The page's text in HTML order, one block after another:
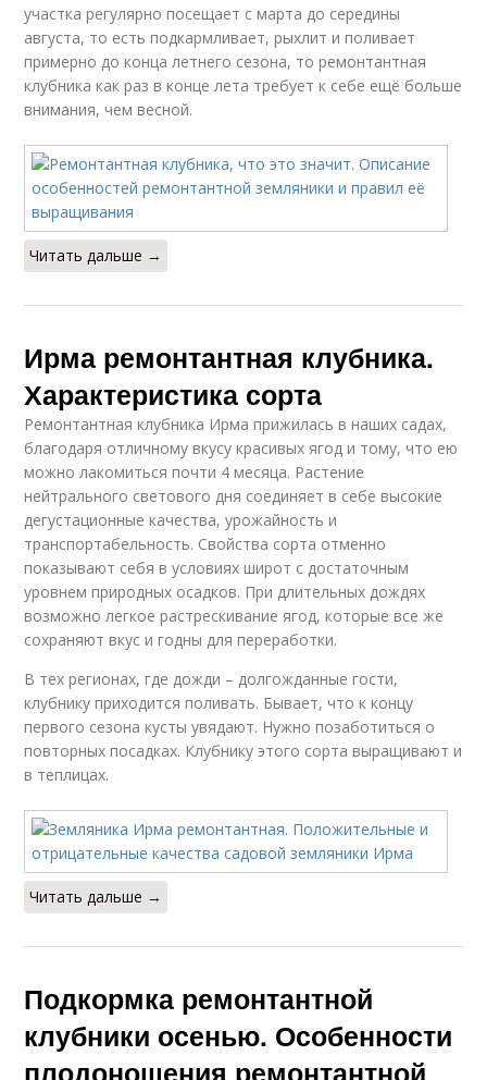
участка регулярно посещает с марта до середины
августа, то есть подкармливает, рыхлит и поливает
примерно до конца летнего сезона, то ремонтантная
клубника как раз в конце лета требует к себе ещё больше
внимания, чем весной.
Читать дальше →
Ирма ремонтантная клубника.
Характеристика сорта
Ремонтантная клубника Ирма прижилась в наших садах,
благодаря отличному вкусу красивых ягод и тому, что ею
можно лакомиться почти 4 месяца. Растение
нейтрального светового дня соединяет в себе высокие
дегустационные качества, урожайность и
транспортабельность. Свойства сорта отменно
показывают себя в условиях широт с достаточным
уровнем природных осадков. При длительных дождях
возможно легкое растрескивание ягод, которые все же
сохраняют вкус и годны для переработки.
В тех регионах, где дожди – долгожданные гости,
клубнику приходится поливать. Бывает, что к концу
первого сезона кусты увядают. Нужно позаботиться о
повторных посадках. Клубнику этого сорта выращивают и
в теплицах.
Читать дальше →
Подкормка ремонтантной
клубники осенью. Особенности
плодоношения ремонтантной